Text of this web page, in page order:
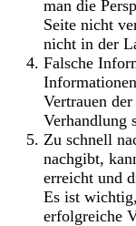
man die
Seite nicht
nicht in der
Falsche
Vertrauen
Verhandlung
Zu schnell
nachgibt,
erreicht und
Es ist
erfolgreiche